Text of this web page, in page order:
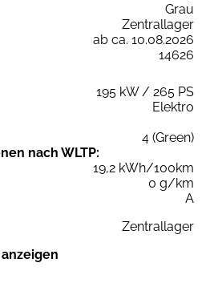
Grau
Zentrallager
ab ca. 10.08.2026
14626
195 kW / 265 PS
Elektro
4 (Green)
nach WLTP:
19,2 kWh/100km
0 g/km
A
Zentrallager